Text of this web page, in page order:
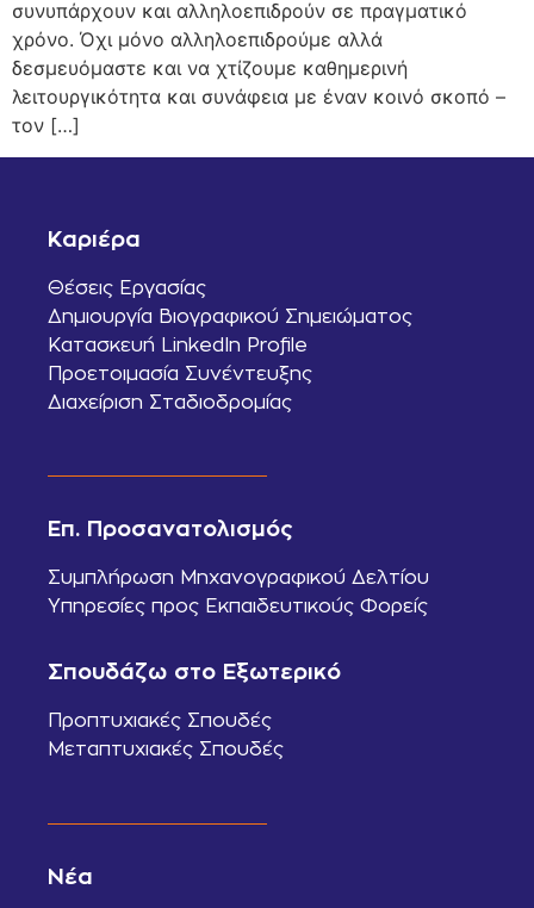
συνυπάρχουν και αλληλοεπιδρούν σε πραγματικό
χρόνο. Όχι μόνο αλληλοεπιδρούμε αλλά
δεσμευόμαστε και να χτίζουμε καθημερινή
λειτουργικότητα και συνάφεια με έναν κοινό σκοπό –
τον […]
Καριέρα
Θέσεις Εργασίας
Δημιουργία Βιογραφικού Σημειώματος
Κατασκευή LinkedIn Profile
Προετοιμασία Συνέντευξης
Διαχείριση Σταδιοδρομίας
Επ. Προσανατολισμός
Συμπλήρωση Μηχανογραφικού Δελτίου
Υπηρεσίες προς Εκπαιδευτικούς Φορείς
Σπουδάζω στο Εξωτερικό
Προπτυχιακές Σπουδές
Μεταπτυχιακές Σπουδές
Νέα